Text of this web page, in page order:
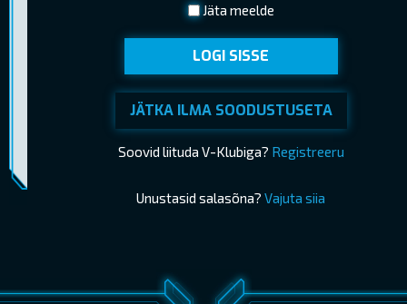
Jäta meelde
LOGI SISSE
JÄTKA ILMA SOODUSTUSETA
Soovid liituda V-Klubiga? Registreeru
Unustasid salasõna? Vajuta siia
(Kehtib EV pensionitunnistuse esitamisel)
Piletimüük lõppes 06.06.2026 21:35 OSTA PILETID